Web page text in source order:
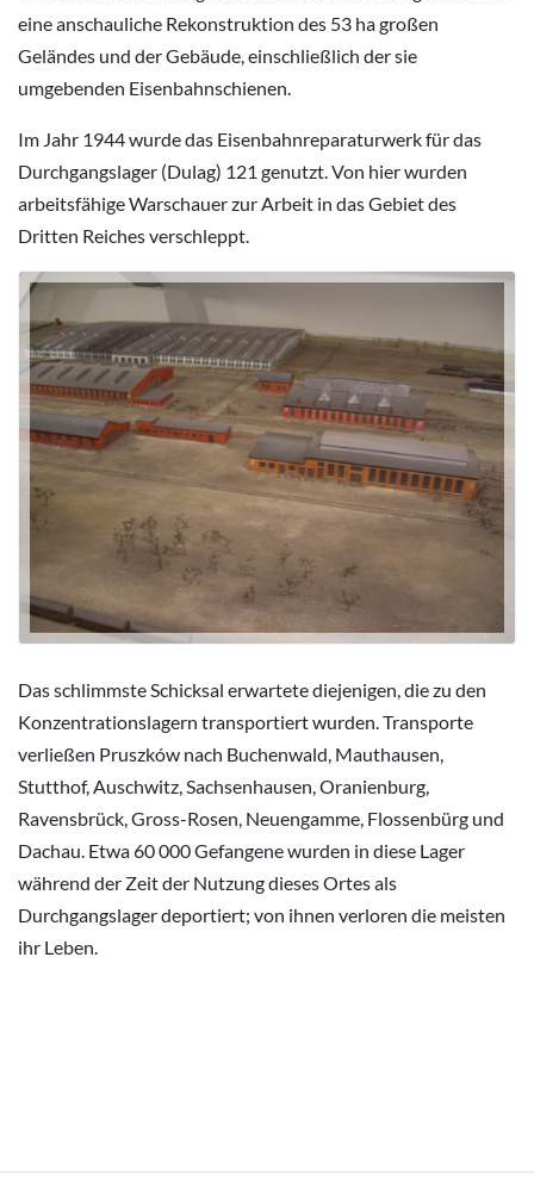
eine anschauliche Rekonstruktion des 53 ha großen
Geländes und der Gebäude, einschließlich der sie
umgebenden Eisenbahnschienen.
Im Jahr 1944 wurde das Eisenbahnreparaturwerk für das
Durchgangslager (Dulag) 121 genutzt. Von hier wurden
arbeitsfähige Warschauer zur Arbeit in das Gebiet des
Dritten Reiches verschleppt.
Das schlimmste Schicksal erwartete diejenigen, die zu den
Konzentrationslagern transportiert wurden. Transporte
verließen Pruszków nach Buchenwald, Mauthausen,
Stutthof, Auschwitz, Sachsenhausen, Oranienburg,
Ravensbrück, Gross-Rosen, Neuengamme, Flossenbürg und
Dachau. Etwa 60 000 Gefangene wurden in diese Lager
während der Zeit der Nutzung dieses Ortes als
Durchgangslager deportiert; von ihnen verloren die meisten
ihr Leben.